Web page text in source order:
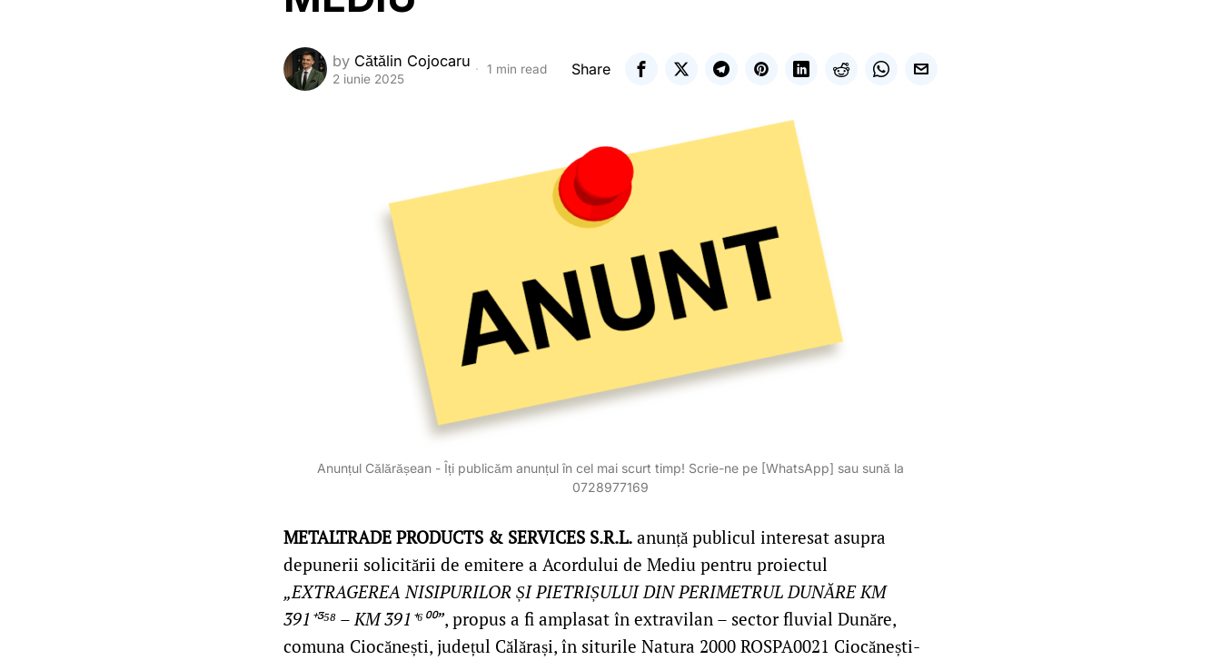
by Cătălin Cojocaru
2 iunie 2025
1 min read Share
Anunțul Călărășean - Îți publicăm anunțul în cel mai scurt timp! Scrie-ne pe [WhatsApp] sau sună la
0728977169
METALTRADE PRODUCTS & SERVICES S.R.L. anunță publicul interesat asupra
depunerii solicitării de emitere a Acordului de Mediu pentru proiectul
„EXTRAGEREA NISIPURILOR ȘI PIETRIȘULUI DIN PERIMETRUL DUNĂRE KM
391⁺³⁵⁸ – KM 391⁺⁶⁰⁰”, propus a fi amplasat în extravilan – sector fluvial Dunăre,
comuna Ciocănești, județul Călărași, în siturile Natura 2000 ROSPA0021 Ciocănești-